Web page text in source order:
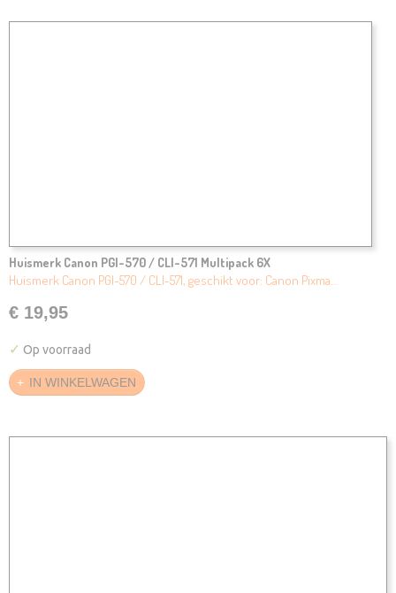
Huismerk Canon PGI-570 / CLI-571 Multipack 6X
Huismerk Canon PGI-570 / CLI-571, geschikt voor: Canon Pixma…
€ 19,95
✓ Op voorraad
IN WINKELWAGEN